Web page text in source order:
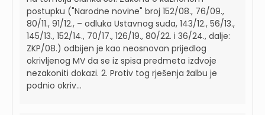
postupku ("Narodne novine" broj 152/08., 76/09.,
80/11., 91/12., – odluka Ustavnog suda, 143/12., 56/13.,
145/13., 152/14., 70/17., 126/19., 80/22. i 36/24., dalje:
ZKP/08.) odbijen je kao neosnovan prijedlog
okrivljenog MV da se iz spisa predmeta izdvoje
nezakoniti dokazi. 2. Protiv tog rješenja žalbu je
podnio okriv...